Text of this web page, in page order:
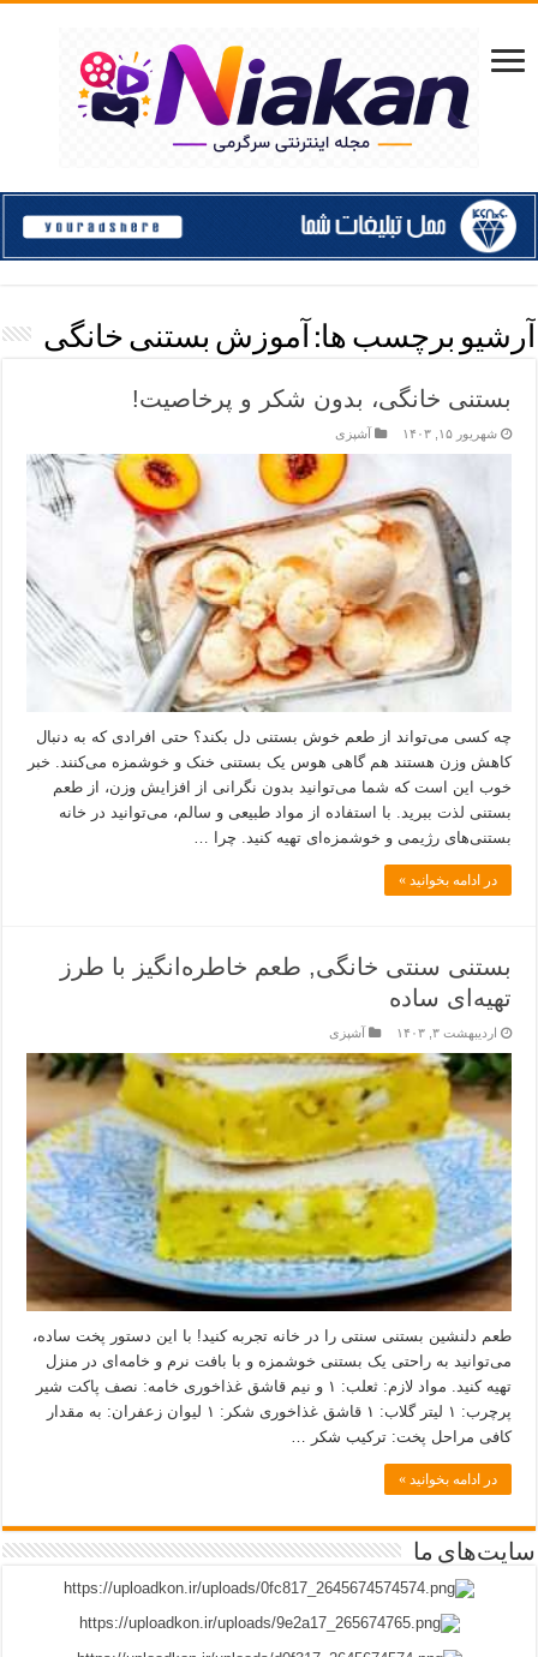
آرشیو برچسب ها: آموزش بستنی خانگی
بستنی خانگی، بدون شکر و پرخاصیت!
شهریور ۱۵, ۱۴۰۳ آشپزی
چه کسی می‌تواند از طعم خوش بستنی دل بکند؟ حتی افرادی که به دنبال
کاهش وزن هستند هم گاهی هوس یک بستنی خنک و خوشمزه می‌کنند. خبر
خوب این است که شما می‌توانید بدون نگرانی از افزایش وزن، از طعم
بستنی لذت ببرید. با استفاده از مواد طبیعی و سالم، می‌توانید در خانه
بستنی‌های رژیمی و خوشمزه‌ای تهیه کنید. چرا …
در ادامه بخوانید »
بستنی سنتی خانگی, طعم خاطره‌انگیز با طرز
تهیه‌ای ساده
اردیبهشت ۳, ۱۴۰۳ آشپزی
طعم دلنشین بستنی سنتی را در خانه تجربه کنید! با این دستور پخت ساده،
می‌توانید به راحتی یک بستنی خوشمزه و با بافت نرم و خامه‌ای در منزل
تهیه کنید. مواد لازم: ثعلب: ۱ و نیم قاشق غذاخوری خامه: نصف پاکت شیر
پرچرب: ۱ لیتر گلاب: ۱ قاشق غذاخوری شکر: ۱ لیوان زعفران: به مقدار
کافی مراحل پخت: ترکیب شکر …
در ادامه بخوانید »
سایت‌های ما